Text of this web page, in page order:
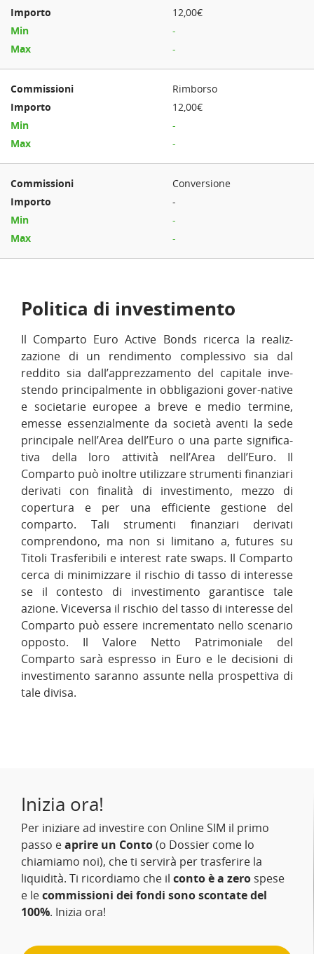
12,00€
-
-
Rimborso
12,00€
-
-
Conversione
-
-
-
Politica di investimento
Il Comparto Euro Active Bonds ricerca la realiz-
zazione di un rendimento complessivo sia dal
reddito sia dall’apprezzamento del capitale inve-
stendo principalmente in obbligazioni gover-native
e societarie europee a breve e medio termine,
emesse essenzialmente da società aventi la sede
principale nell’Area dell’Euro o una parte significa-
tiva della loro attività nell’Area dell’Euro. Il
Comparto può inoltre utilizzare strumenti finanziari
derivati con finalità di investimento, mezzo di
copertura e per una efficiente gestione del
comparto. Tali strumenti finanziari derivati
comprendono, ma non si limitano a, futures su
Titoli Trasferibili e interest rate swaps. Il Comparto
cerca di minimizzare il rischio di tasso di interesse
se il contesto di investimento garantisce tale
azione. Viceversa il rischio del tasso di interesse del
Comparto può essere incrementato nello scenario
opposto. Il Valore Netto Patrimoniale del
Comparto sarà espresso in Euro e le decisioni di
investimento saranno assunte nella prospettiva di
tale divisa.
Inizia ora!
Per iniziare ad investire con Online SIM il primo
passo eaprire un Conto(o Dossier come lo
chiamiamo noi), che ti servirà per trasferire la
liquidità. Ti ricordiamo che il conto è a zero spese
e lecommissioni dei fondi sono scontate del
100%. Inizia ora!